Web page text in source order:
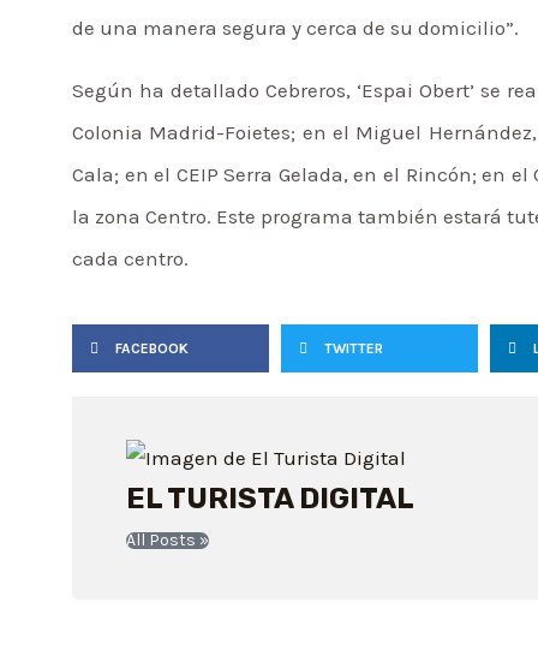
de una manera segura y cerca de su domicilio”.
Según ha detallado Cebreros, ‘Espai Obert’ se
Colonia Madrid-Foietes; en el Miguel
Cala; en el CEIP Serra Gelada, en el Rincón; en
la zona Centro. Este programa también estará
cada centro.
FACEBOOK TWITTER
EL TURISTA DIGITAL
All Posts »